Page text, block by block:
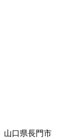
山口県長門市